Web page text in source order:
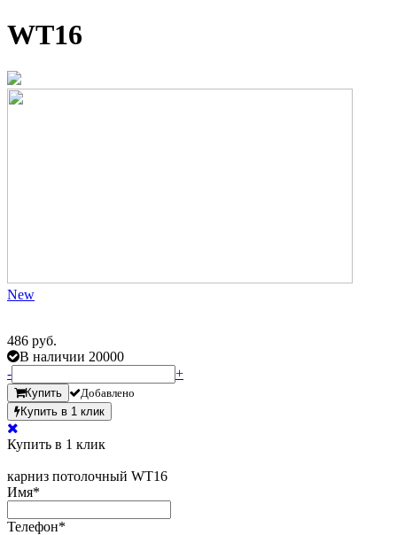
WT16
New
486 руб.
В наличии 20000
-
+
Купить
Добавлено
Купить в 1 клик
Купить в 1 клик
карниз потолочный WT16
Имя*
Телефон*